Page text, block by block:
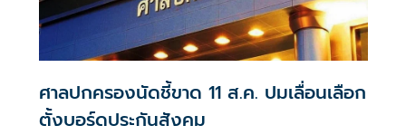
ศาลปกครองนัดชี้ขาด 11 ส.ค. ปมเลื่อนเลือก
ตั้งบอร์ดประกันสังคม